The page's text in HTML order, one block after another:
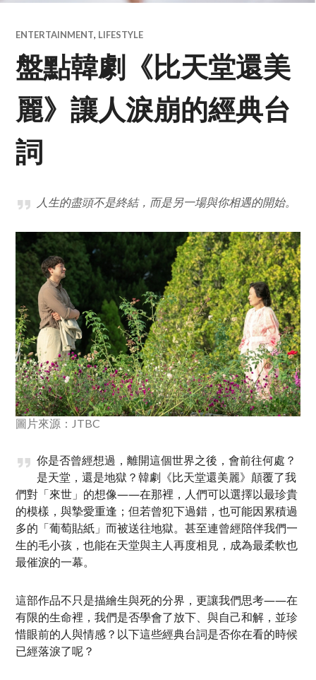
ENTERTAINMENT, LIFESTYLE
盤點韓劇《比天堂還美
麗》讓人淚崩的經典台
詞
人生的盡頭不是終結，而是另一場與你相遇的開始。
圖片來源：JTBC
你是否曾經想過，離開這個世界之後，會前往何處？
是天堂，還是地獄？韓劇《比天堂還美麗》顛覆了我
們對「來世」的想像——在那裡，人們可以選擇以最珍貴
的模樣，與摯愛重逢；但若曾犯下過錯，也可能因累積過
多的「葡萄貼紙」而被送往地獄。甚至連曾經陪伴我們一
生的毛小孩，也能在天堂與主人再度相見，成為最柔軟也
最催淚的一幕。
這部作品不只是描繪生與死的分界，更讓我們思考——在
有限的生命裡，我們是否學會了放下、與自己和解，並珍
惜眼前的人與情感？以下這些經典台詞是否你在看的時候
已經落淚了呢？